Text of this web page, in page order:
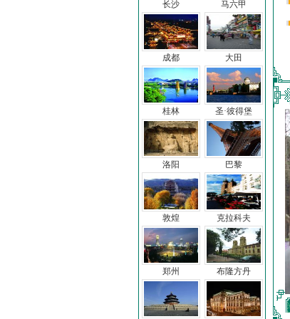
长沙
成都
桂林
洛阳
敦煌
郑州
马六甲
大田
圣·彼得堡
巴黎
克拉科夫
布隆方丹
车前子